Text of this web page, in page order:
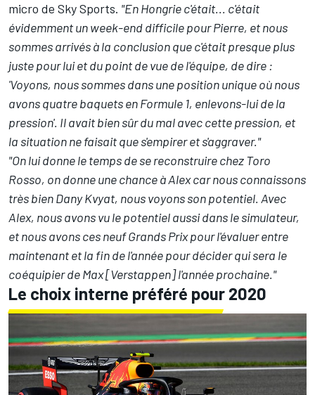
micro de Sky Sports. "En Hongrie c'était... c'était
évidemment un week-end difficile pour Pierre, et nous
sommes arrivés à la conclusion que c'était presque plus
juste pour lui et du point de vue de l'équipe, de dire :
'Voyons, nous sommes dans une position unique où nous
avons quatre baquets en Formule 1, enlevons-lui de la
pression'. Il avait bien sûr du mal avec cette pression, et
la situation ne faisait que s'empirer et s'aggraver."
"On lui donne le temps de se reconstruire chez Toro
Rosso, on donne une chance à Alex car nous connaissons
très bien Dany Kvyat, nous voyons son potentiel. Avec
Alex, nous avons vu le potentiel aussi dans le simulateur,
et nous avons ces neuf Grands Prix pour l'évaluer entre
maintenant et la fin de l'année pour décider qui sera le
coéquipier de Max [Verstappen] l'année prochaine."
Le choix interne préféré pour 2020